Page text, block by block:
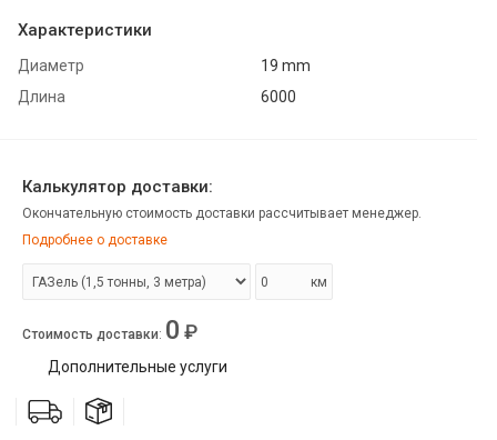
Характеристики
Диаметр
19 mm
Длина
6000
Калькулятор доставки:
Окончательную стоимость доставки рассчитывает менеджер.
Подробнее о доставке
км
Стоимость доставки: 0 ₽
Дополнительные услуги